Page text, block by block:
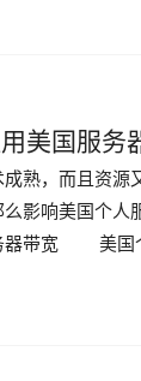
美国服务
熟，而且资源
么影响美国个
器带宽 美国